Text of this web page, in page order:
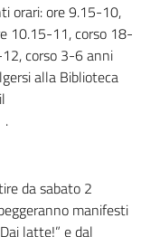
orari: ore 9.15-10,
10.15-11, corso 18-
corso 3-6 anni
alla Biblioteca
.
da sabato 2
manifesti
latte!” e dal